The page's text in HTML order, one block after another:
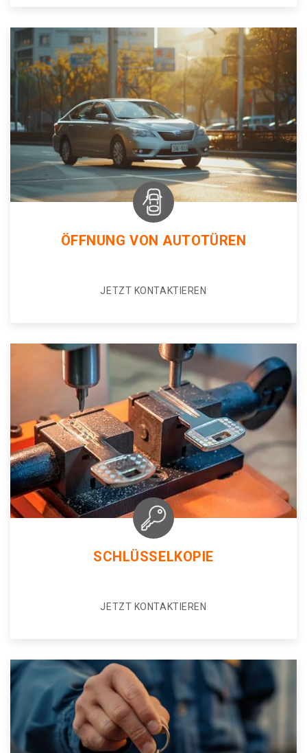
ÖFFNUNG VON AUTOTÜREN
JETZT KONTAKTIEREN
SCHLÜSSELKOPIE
JETZT KONTAKTIEREN